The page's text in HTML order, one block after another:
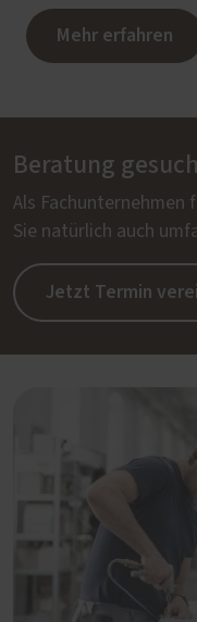
Mehr erfahren
Beratung
Als Fachunternehmen
Sie natürlich auch
Jetzt Termin